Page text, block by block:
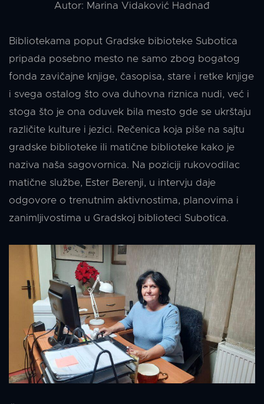
Autor: Marina Vidaković Hadnađ
Bibliotekama poput Gradske bibioteke Subotica
pripada posebno mesto ne samo zbog bogatog
fonda zavičajne knjige, časopisa, stare i retke knjige
i svega ostalog što ova duhovna riznica nudi, već i
stoga što je ona oduvek bila mesto gde se ukrštaju
različite kulture i jezici. Rečenica koja piše na sajtu
gradske biblioteke ili matične biblioteke kako je
naziva naša sagovornica. Na poziciji rukovodilac
matične službe, Ester Berenji, u intervju daje
odgovore o trenutnim aktivnostima, planovima i
zanimljivostima u Gradskoj biblioteci Subotica.